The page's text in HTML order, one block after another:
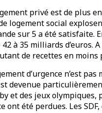
privé est de plus
logement social
sur 5 a été
à 35 milliards d’euros.
de recettes en moins
d’urgence n’est
devenue
et des jeux
ont été perdues. Les